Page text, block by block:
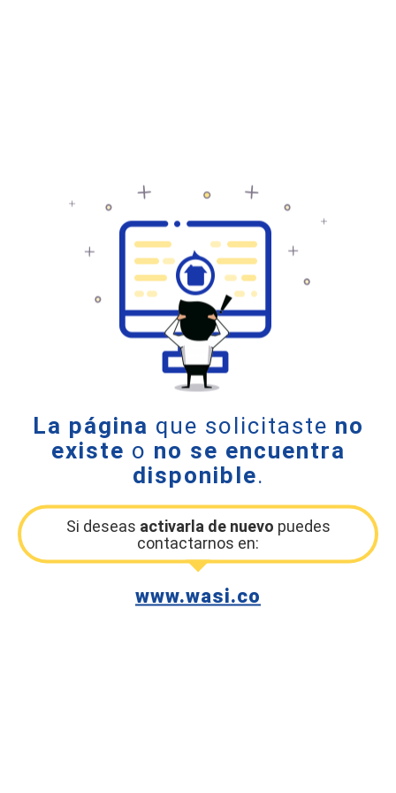
La página que solicitaste no
existe o no se encuentra
disponible.
Si deseas activarla de nuevo puedes
contactarnos en:
www.wasi.co